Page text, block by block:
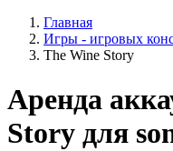
Главная
Игры - игровых
The Wine Story
Аренда
Story для